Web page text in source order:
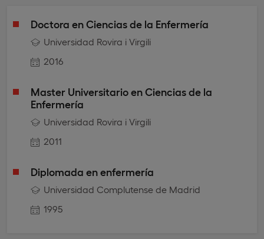
Doctora en Ciencias de la Enfermería
Universidad Rovira i Virgili
2016
Master Universitario en Ciencias de la
Enfermería
Universidad Rovira i Virgili
2011
Diplomada en enfermería
Universidad Complutense de Madrid
1995